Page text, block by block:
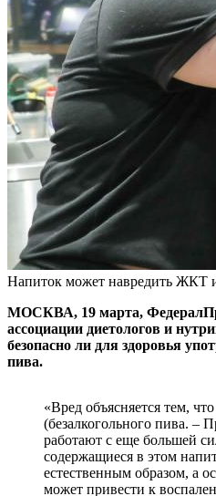
Напиток может навредить ЖКТ
МОСКВА, 19 марта,
ассоциации диетологов и
безопасно ли для здоровья
пива.
«Вред объясняется тем,
(безалкогольного пива. –
работают с еще большей
содержащиеся в этом
естественным образом, а
может привести к